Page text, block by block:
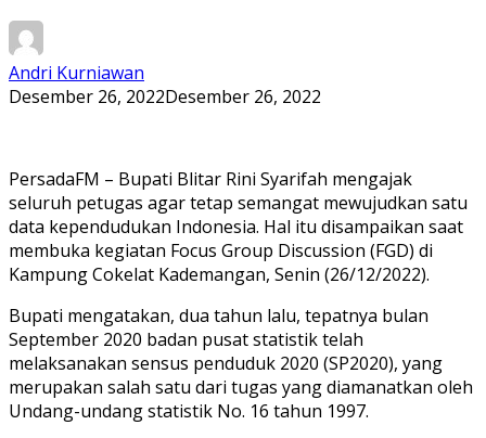
Andri Kurniawan
Desember 26, 2022Desember 26, 2022
PersadaFM – Bupati Blitar Rini Syarifah mengajak
seluruh petugas agar tetap semangat mewujudkan satu
data kependudukan Indonesia. Hal itu disampaikan saat
membuka kegiatan Focus Group Discussion (FGD) di
Kampung Cokelat Kademangan, Senin (26/12/2022).
Bupati mengatakan, dua tahun lalu, tepatnya bulan
September 2020 badan pusat statistik telah
melaksanakan sensus penduduk 2020 (SP2020), yang
merupakan salah satu dari tugas yang diamanatkan oleh
Undang-undang statistik No. 16 tahun 1997.